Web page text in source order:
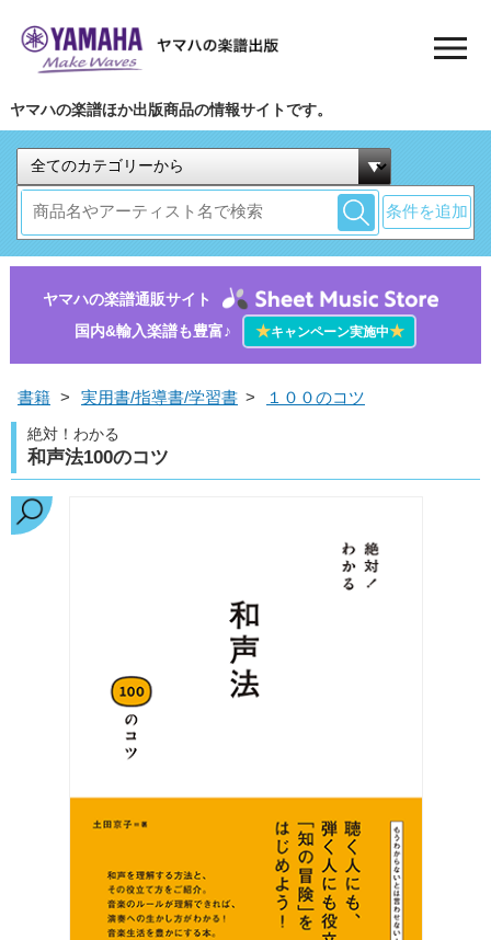
ヤマハの楽譜ほか出版商品の情報サイトです。
条件を追加
ヤマハの楽譜通販サイト
国内&輸入楽譜も豊富♪
★キャンペーン実施中★
書籍 > 実用書/指導書/学習書 > １００のコツ
絶対！わかる
和声法100のコツ